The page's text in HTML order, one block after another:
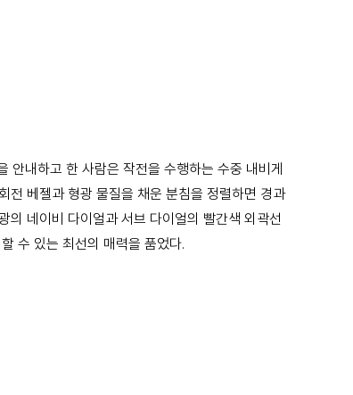
안내하고 한 사람은 작전을 수행하는 수중 내비게
전 베젤과 형광 물질을 채운 분침을 정렬하면 경과
의 네이비 다이얼과 서브 다이얼의 빨간색 외곽선
수 있는 최선의 매력을 품었다.